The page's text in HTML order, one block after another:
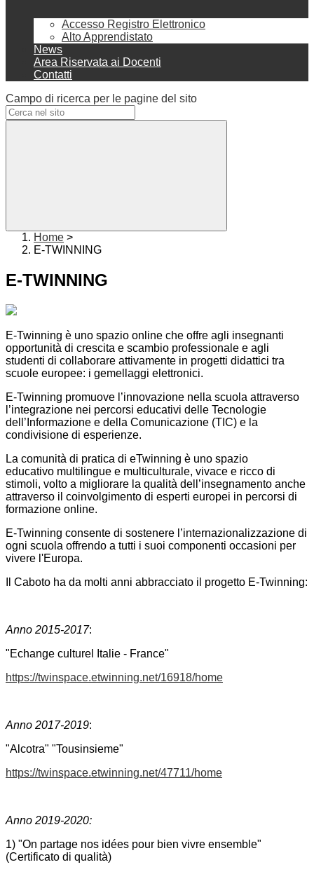
Accesso Registro Elettronico
Alto Apprendistato
News
Area Riservata ai Docenti
Contatti
Campo di ricerca per le pagine del sito
Home >
E-TWINNING
E-TWINNING
E-Twinning è uno spazio online che offre agli insegnanti
opportunità di crescita e scambio professionale e agli
studenti di collaborare attivamente in progetti didattici tra
scuole europee: i gemellaggi elettronici.
E-Twinning promuove l’innovazione nella scuola attraverso
l’integrazione nei percorsi educativi delle Tecnologie
dell’Informazione e della Comunicazione (TIC) e la
condivisione di esperienze.
La comunità di pratica di eTwinning è uno spazio
educativo multilingue e multiculturale, vivace e ricco di
stimoli, volto a migliorare la qualità dell’insegnamento anche
attraverso il coinvolgimento di esperti europei in percorsi di
formazione online.
E-Twinning consente di sostenere l’internazionalizzazione di
ogni scuola offrendo a tutti i suoi componenti occasioni per
vivere l'Europa.
Il Caboto ha da molti anni abbracciato il progetto E-Twinning:
Anno 2015-2017:
"Echange culturel Italie - France"
https://twinspace.etwinning.net/16918/home
Anno 2017-2019:
"Alcotra" "Tousinsieme"
https://twinspace.etwinning.net/47711/home
Anno 2019-2020:
1) "On partage nos idées pour bien vivre ensemble"
(Certificato di qualità)